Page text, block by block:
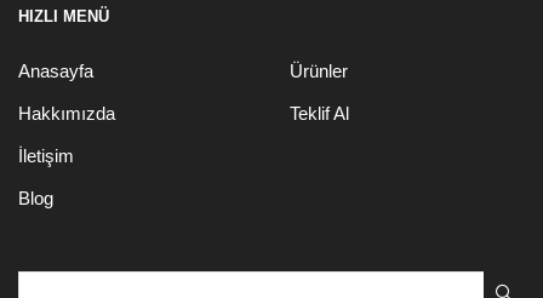
HIZLI MENÜ
Anasayfa
Hakkımızda
İletişim
Blog
Ürünler
Teklif Al